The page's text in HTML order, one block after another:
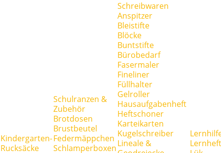
Kindergarten-
Rucksäcke
Schulranzen &
Zubehör
Brotdosen
Brustbeutel
Federmäppchen
Schlamperboxen
Schreibwaren
Anspitzer
Bleistifte
Blöcke
Buntstifte
Bürobedarf
Fasermaler
Fineliner
Füllhalter
Gelroller
Hausaufgabenheft
Heftschoner
Karteikarten
Kugelschreiber
Lineale &